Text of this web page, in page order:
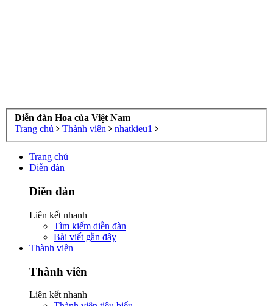
Diễn đàn Hoa của Việt Nam
Trang chủ
Thành viên nhatkieu1
Trang chủ
Diễn đàn
Diễn đàn
Liên kết nhanh
Tìm kiếm diễn đàn
Bài viết gần đây
Thành viên
Thành viên
Liên kết nhanh